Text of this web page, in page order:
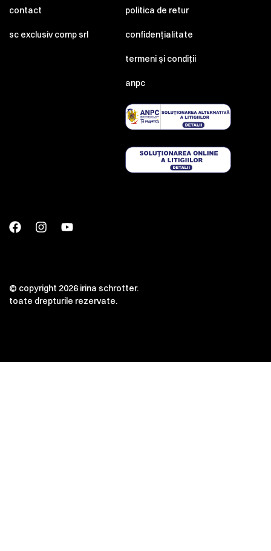
contact
sc exclusiv comp srl
politica de retur
confidențialitate
termeni și condiții
anpc
© copyright 2026 irina schrotter.
toate drepturile rezervate.